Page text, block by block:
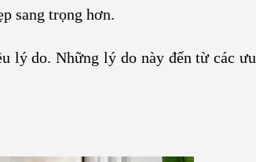
sang trọng hơn.
lý do. Những lý do này đến từ các ưu